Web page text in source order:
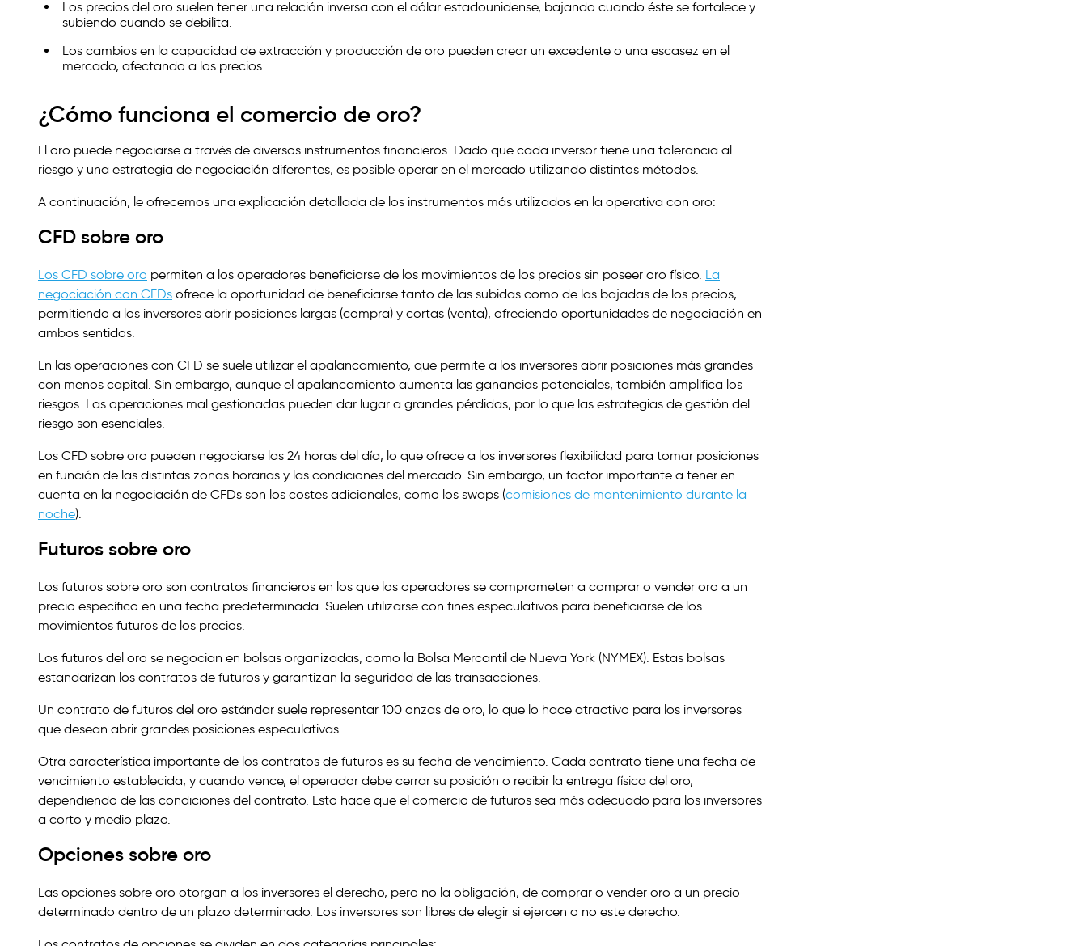
Los precios del oro suelen tener una relación inversa con el dólar estadounidense, bajando cuando éste se fortalece y
subiendo cuando se debilita.
Los cambios en la capacidad de extracción y producción de oro pueden crear un excedente o una escasez en el
mercado, afectando a los precios.
¿Cómo funciona el comercio de oro?
El oro puede negociarse a través de diversos instrumentos financieros. Dado que cada inversor tiene una tolerancia al
riesgo y una estrategia de negociación diferentes, es posible operar en el mercado utilizando distintos métodos.
A continuación, le ofrecemos una explicación detallada de los instrumentos más utilizados en la operativa con oro:
CFD sobre oro
Los CFD sobre oro permiten a los operadores beneficiarse de los movimientos de los precios sin poseer oro físico. La
negociación con CFDs ofrece la oportunidad de beneficiarse tanto de las subidas como de las bajadas de los precios,
permitiendo a los inversores abrir posiciones largas (compra) y cortas (venta), ofreciendo oportunidades de negociación en
ambos sentidos.
En las operaciones con CFD se suele utilizar el apalancamiento, que permite a los inversores abrir posiciones más grandes
con menos capital. Sin embargo, aunque el apalancamiento aumenta las ganancias potenciales, también amplifica los
riesgos. Las operaciones mal gestionadas pueden dar lugar a grandes pérdidas, por lo que las estrategias de gestión del
riesgo son esenciales.
Los CFD sobre oro pueden negociarse las 24 horas del día, lo que ofrece a los inversores flexibilidad para tomar posiciones
en función de las distintas zonas horarias y las condiciones del mercado. Sin embargo, un factor importante a tener en
cuenta en la negociación de CFDs son los costes adicionales, como los swaps (comisiones de mantenimiento durante la
noche).
Futuros sobre oro
Los futuros sobre oro son contratos financieros en los que los operadores se comprometen a comprar o vender oro a un
precio específico en una fecha predeterminada. Suelen utilizarse con fines especulativos para beneficiarse de los
movimientos futuros de los precios.
Los futuros del oro se negocian en bolsas organizadas, como la Bolsa Mercantil de Nueva York (NYMEX). Estas bolsas
estandarizan los contratos de futuros y garantizan la seguridad de las transacciones.
Un contrato de futuros del oro estándar suele representar 100 onzas de oro, lo que lo hace atractivo para los inversores
que desean abrir grandes posiciones especulativas.
Otra característica importante de los contratos de futuros es su fecha de vencimiento. Cada contrato tiene una fecha de
vencimiento establecida, y cuando vence, el operador debe cerrar su posición o recibir la entrega física del oro,
dependiendo de las condiciones del contrato. Esto hace que el comercio de futuros sea más adecuado para los inversores
a corto y medio plazo.
Opciones sobre oro
Las opciones sobre oro otorgan a los inversores el derecho, pero no la obligación, de comprar o vender oro a un precio
determinado dentro de un plazo determinado. Los inversores son libres de elegir si ejercen o no este derecho.